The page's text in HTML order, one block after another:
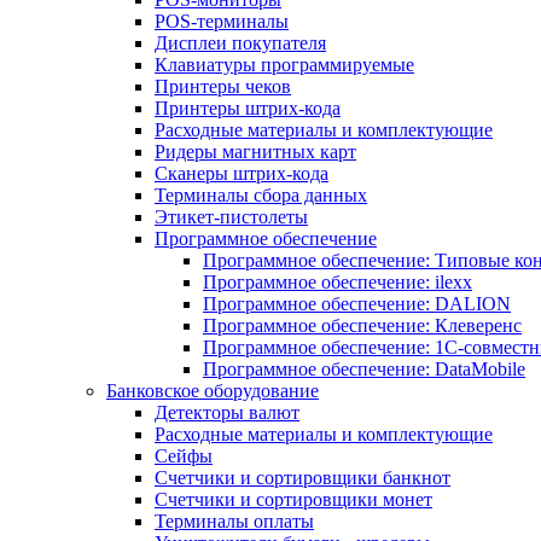
POS-терминалы
Дисплеи покупателя
Клавиатуры программируемые
Принтеры чеков
Принтеры штрих-кода
Расходные материалы и комплектующие
Ридеры магнитных карт
Сканеры штрих-кода
Терминалы сбора данных
Этикет-пистолеты
Программное обеспечение
Программное обеспечение: Типовые
Программное обеспечение: ilexx
Программное обеспечение: DALION
Программное обеспечение: Клеверенс
Программное обеспечение: 1С-
Программное обеспечение: DataMobile
Банковское оборудование
Детекторы валют
Расходные материалы и комплектующие
Сейфы
Счетчики и сортировщики банкнот
Счетчики и сортировщики монет
Терминалы оплаты